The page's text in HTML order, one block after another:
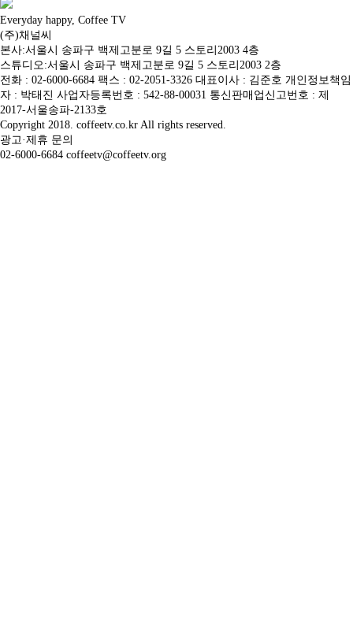
Everyday happy, Coffee TV
(주)채널씨
본사:서울시 송파구 백제고분로 9길 5 스토리2003 4층
스튜디오:서울시 송파구 백제고분로 9길 5 스토리2003 2층
전화 : 02-6000-6684 팩스 : 02-2051-3326 대표이사 : 김준호 개인정보책임
자 : 박태진 사업자등록번호 : 542-88-00031 통신판매업신고번호 : 제
2017-서울송파-2133호
Copyright 2018. coffeetv.co.kr All rights reserved.
광고·제휴 문의
02-6000-6684 coffeetv@coffeetv.org